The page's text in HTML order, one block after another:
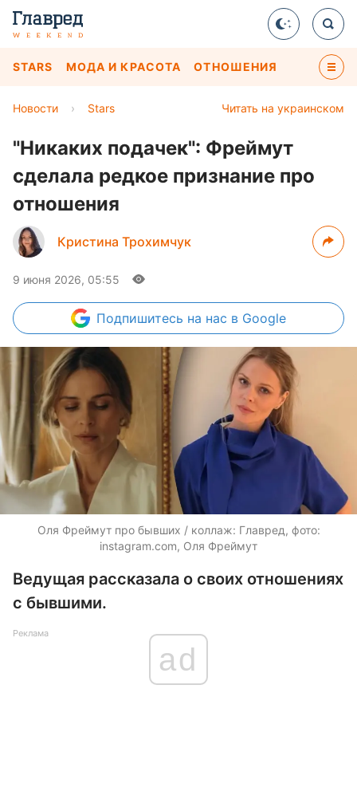
STARS МОДА И КРАСОТА ОТНОШЕНИЯ
Читать на украинском
Новости › Stars
"Никаких подачек": Фреймут
сделала редкое признание про
отношения
Кристина Трохимчук
9 июня 2026, 05:55
Подпишитесь на нас в Google
Оля Фреймут про бывших / коллаж: Главред, фото:
instagram.com, Оля Фреймут
Ведущая рассказала о своих отношениях
с бывшими.
Реклама
ad